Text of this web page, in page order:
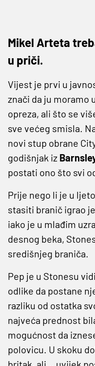
Mikel Arteta
u priči.
Vijest je prvi u
znači da ju moramo
opreza, ali što se
sve većeg smisla.
novi stup obrane
godišnjak iz
postati ono što svi
Prije nego li je u
stasiti branič igrao
iako je u mlađim
desnog beka,
središnjeg braniča.
Pep je u Stonesu
odlike da postane
razliku od ostatka
najveća prednost
mogućnost da
polovicu. U skoku